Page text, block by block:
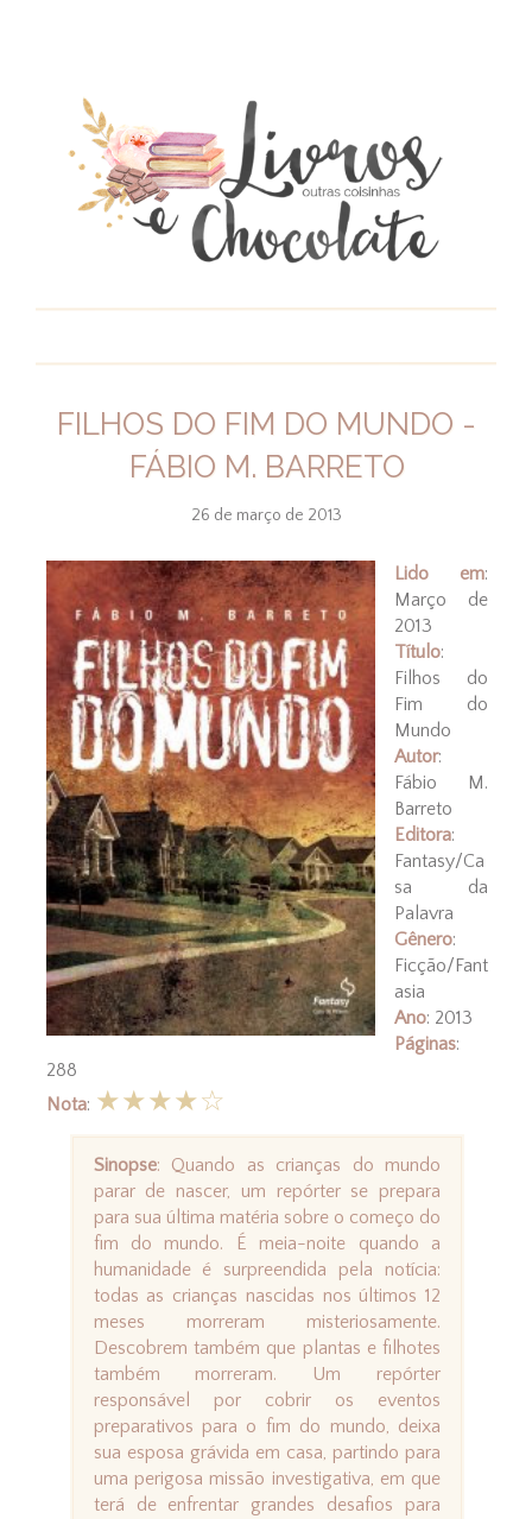
FILHOS DO FIM DO MUNDO -
FÁBIO M. BARRETO
26 de março de 2013
Lido em:
Março de
2013
Título:
Filhos do
Fim do
Mundo
Autor:
Fábio M.
Barreto
Editora:
Fantasy/Ca
sa da
Palavra
Gênero:
Ficção/Fant
asia
Ano: 2013
Páginas:
288
Nota: ★★★★☆
Sinopse: Quando as crianças do mundo
parar de nascer, um repórter se prepara
para sua última matéria sobre o começo do
fim do mundo. É meia-noite quando a
humanidade é surpreendida pela notícia:
todas as crianças nascidas nos últimos 12
meses morreram misteriosamente.
Descobrem também que plantas e filhotes
também morreram. Um repórter
responsável por cobrir os eventos
preparativos para o fim do mundo, deixa
sua esposa grávida em casa, partindo para
uma perigosa missão investigativa, em que
terá de enfrentar grandes desafios para